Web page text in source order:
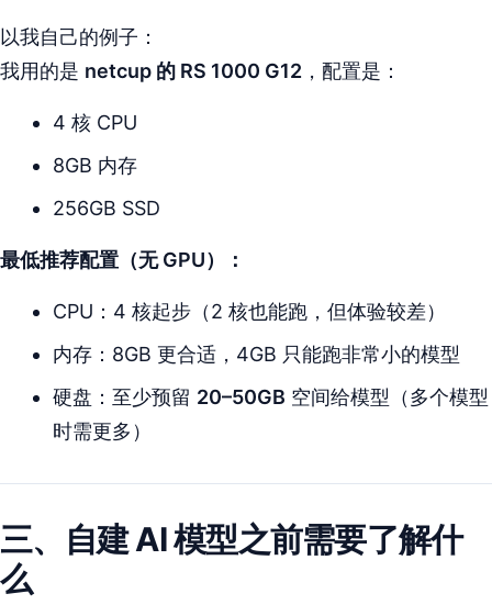
以我自己的例子：
我用的是 netcup 的 RS 1000 G12 ，配置是：
4 核 CPU
8GB 内存
256GB SSD
最低推荐配置（无 GPU）：
CPU：4 核起步（2 核也能跑，但体验较差）
内存：8GB 更合适，4GB 只能跑非常小的模型
硬盘：至少预留 20–50GB 空间给模型（多个模型
时需更多）
三、自建 AI 模型之前需要了解什
么